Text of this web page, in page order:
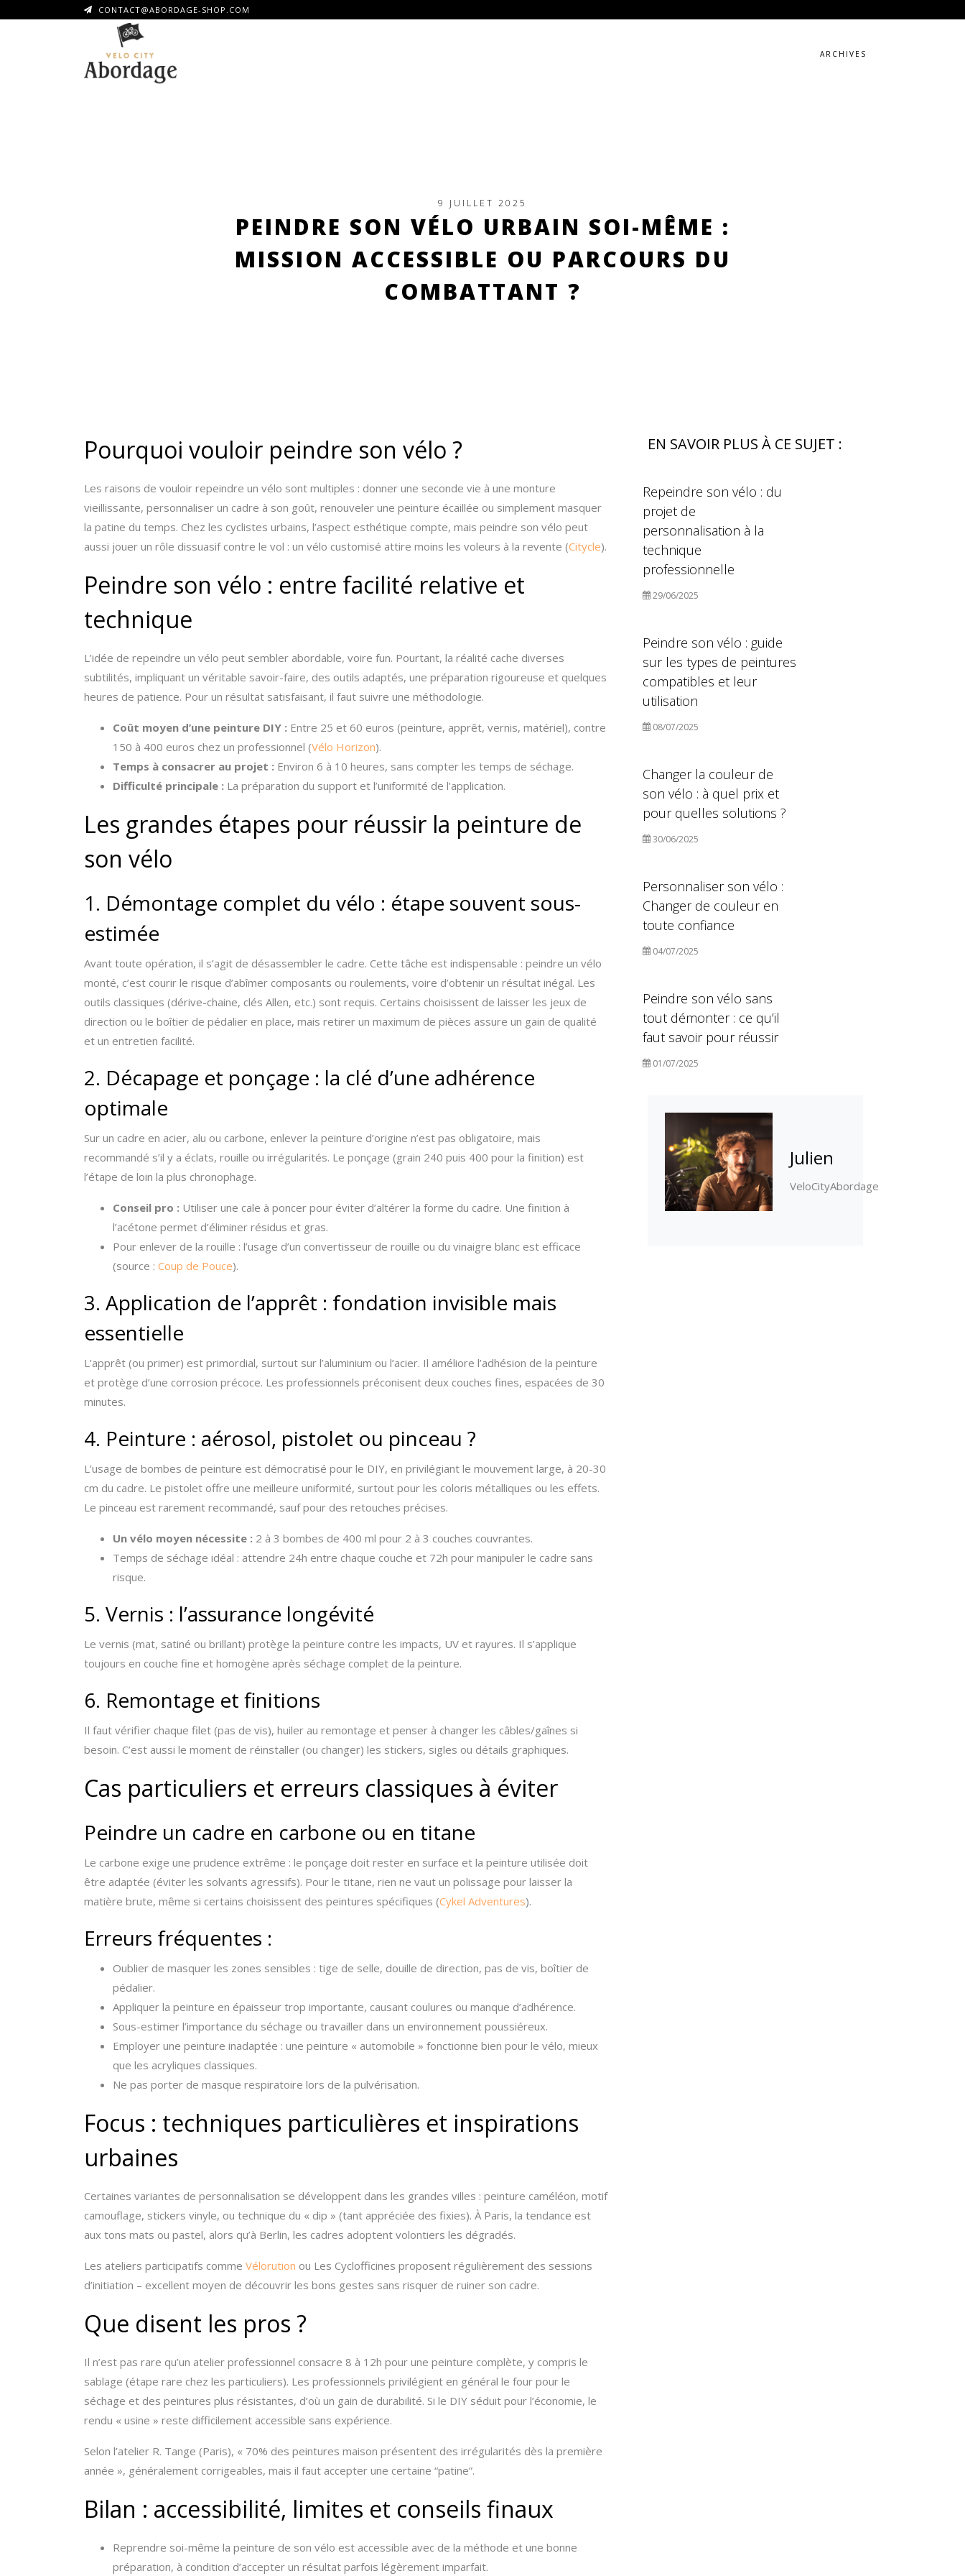
CONTACT@ABORDAGE-SHOP.COM
ARCHIVES
9 JUILLET 2025
PEINDRE SON VÉLO URBAIN SOI-MÊME :
MISSION ACCESSIBLE OU PARCOURS DU
COMBATTANT ?
Pourquoi vouloir peindre son vélo ?
Les raisons de vouloir repeindre un vélo sont multiples : donner une seconde vie à une monture
vieillissante, personnaliser un cadre à son goût, renouveler une peinture écaillée ou simplement masquer
la patine du temps. Chez les cyclistes urbains, l’aspect esthétique compte, mais peindre son vélo peut
aussi jouer un rôle dissuasif contre le vol : un vélo customisé attire moins les voleurs à la revente (Citycle).
Peindre son vélo : entre facilité relative et
technique
L’idée de repeindre un vélo peut sembler abordable, voire fun. Pourtant, la réalité cache diverses
subtilités, impliquant un véritable savoir-faire, des outils adaptés, une préparation rigoureuse et quelques
heures de patience. Pour un résultat satisfaisant, il faut suivre une méthodologie.
Coût moyen d’une peinture DIY : Entre 25 et 60 euros (peinture, apprêt, vernis, matériel), contre
150 à 400 euros chez un professionnel (Vélo Horizon).
Temps à consacrer au projet : Environ 6 à 10 heures, sans compter les temps de séchage.
Difficulté principale : La préparation du support et l’uniformité de l’application.
Les grandes étapes pour réussir la peinture de
son vélo
1. Démontage complet du vélo : étape souvent sous-
estimée
Avant toute opération, il s’agit de désassembler le cadre. Cette tâche est indispensable : peindre un vélo
monté, c’est courir le risque d’abîmer composants ou roulements, voire d’obtenir un résultat inégal. Les
outils classiques (dérive-chaine, clés Allen, etc.) sont requis. Certains choisissent de laisser les jeux de
direction ou le boîtier de pédalier en place, mais retirer un maximum de pièces assure un gain de qualité
et un entretien facilité.
2. Décapage et ponçage : la clé d’une adhérence
optimale
Sur un cadre en acier, alu ou carbone, enlever la peinture d’origine n’est pas obligatoire, mais
recommandé s’il y a éclats, rouille ou irrégularités. Le ponçage (grain 240 puis 400 pour la finition) est
l’étape de loin la plus chronophage.
Conseil pro : Utiliser une cale à poncer pour éviter d’altérer la forme du cadre. Une finition à
l’acétone permet d’éliminer résidus et gras.
Pour enlever de la rouille : l’usage d’un convertisseur de rouille ou du vinaigre blanc est efficace
(source : Coup de Pouce).
3. Application de l’apprêt : fondation invisible mais
essentielle
L’apprêt (ou primer) est primordial, surtout sur l’aluminium ou l’acier. Il améliore l’adhésion de la peinture
et protège d’une corrosion précoce. Les professionnels préconisent deux couches fines, espacées de 30
minutes.
4. Peinture : aérosol, pistolet ou pinceau ?
L’usage de bombes de peinture est démocratisé pour le DIY, en privilégiant le mouvement large, à 20-30
cm du cadre. Le pistolet offre une meilleure uniformité, surtout pour les coloris métalliques ou les effets.
Le pinceau est rarement recommandé, sauf pour des retouches précises.
Un vélo moyen nécessite : 2 à 3 bombes de 400 ml pour 2 à 3 couches couvrantes.
Temps de séchage idéal : attendre 24h entre chaque couche et 72h pour manipuler le cadre sans
risque.
5. Vernis : l’assurance longévité
Le vernis (mat, satiné ou brillant) protège la peinture contre les impacts, UV et rayures. Il s’applique
toujours en couche fine et homogène après séchage complet de la peinture.
6. Remontage et finitions
Il faut vérifier chaque filet (pas de vis), huiler au remontage et penser à changer les câbles/gaînes si
besoin. C’est aussi le moment de réinstaller (ou changer) les stickers, sigles ou détails graphiques.
Cas particuliers et erreurs classiques à éviter
Peindre un cadre en carbone ou en titane
Le carbone exige une prudence extrême : le ponçage doit rester en surface et la peinture utilisée doit
être adaptée (éviter les solvants agressifs). Pour le titane, rien ne vaut un polissage pour laisser la
matière brute, même si certains choisissent des peintures spécifiques (Cykel Adventures).
Erreurs fréquentes :
Oublier de masquer les zones sensibles : tige de selle, douille de direction, pas de vis, boîtier de
pédalier.
Appliquer la peinture en épaisseur trop importante, causant coulures ou manque d’adhérence.
Sous-estimer l’importance du séchage ou travailler dans un environnement poussiéreux.
Employer une peinture inadaptée : une peinture « automobile » fonctionne bien pour le vélo, mieux
que les acryliques classiques.
Ne pas porter de masque respiratoire lors de la pulvérisation.
Focus : techniques particulières et inspirations
urbaines
Certaines variantes de personnalisation se développent dans les grandes villes : peinture caméléon, motif
camouflage, stickers vinyle, ou technique du « dip » (tant appréciée des fixies). À Paris, la tendance est
aux tons mats ou pastel, alors qu’à Berlin, les cadres adoptent volontiers les dégradés.
Les ateliers participatifs comme Vélorution ou Les Cyclofficines proposent régulièrement des sessions
d’initiation – excellent moyen de découvrir les bons gestes sans risquer de ruiner son cadre.
Que disent les pros ?
Il n’est pas rare qu’un atelier professionnel consacre 8 à 12h pour une peinture complète, y compris le
sablage (étape rare chez les particuliers). Les professionnels privilégient en général le four pour le
séchage et des peintures plus résistantes, d’où un gain de durabilité. Si le DIY séduit pour l’économie, le
rendu « usine » reste difficilement accessible sans expérience.
Selon l’atelier R. Tange (Paris), « 70% des peintures maison présentent des irrégularités dès la première
année », généralement corrigeables, mais il faut accepter une certaine “patine”.
Bilan : accessibilité, limites et conseils finaux
Reprendre soi-même la peinture de son vélo est accessible avec de la méthode et une bonne
préparation, à condition d’accepter un résultat parfois légèrement imparfait.
EN SAVOIR PLUS À CE SUJET :
Repeindre son vélo : du
projet de
personnalisation à la
technique
professionnelle
29/06/2025
Peindre son vélo : guide
sur les types de peintures
compatibles et leur
utilisation
08/07/2025
Changer la couleur de
son vélo : à quel prix et
pour quelles solutions ?
30/06/2025
Personnaliser son vélo :
Changer de couleur en
toute confiance
04/07/2025
Peindre son vélo sans
tout démonter : ce qu’il
faut savoir pour réussir
01/07/2025
Julien
VeloCityAbordage